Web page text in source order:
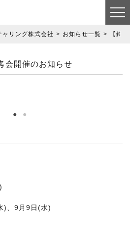
リング株式会社 お知らせ一覧 【鈴
会開催のお知らせ
)、9月9日(水)